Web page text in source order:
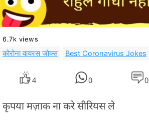
6.7k views
कोरोना वायरस जोक्स Best Coronavirus Jokes
4 0 0
कृपया मज़ाक ना करे सीरियस ले